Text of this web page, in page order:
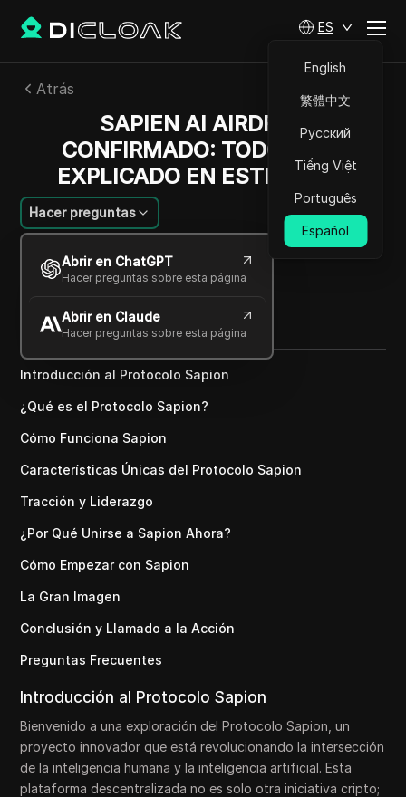
ES
English
繁體中文
Русский
Tiếng Việt
Português
Español
Atrás
SAPIEN AI AIRDROP
CONFIRMADO: TODO ESTÁ
EXPLICADO EN ESTE VIDEO
Hacer preguntas
Abrir en ChatGPT
Hacer preguntas sobre esta página
Abrir en Claude
Hacer preguntas sobre esta página
Charles Martinez
27 ago 2025 3 minuto de lectura
Copy Link
Introducción al Protocolo Sapion
¿Qué es el Protocolo Sapion?
Cómo Funciona Sapion
Características Únicas del Protocolo Sapion
Tracción y Liderazgo
¿Por Qué Unirse a Sapion Ahora?
Cómo Empezar con Sapion
La Gran Imagen
Conclusión y Llamado a la Acción
Preguntas Frecuentes
Introducción al Protocolo Sapion
Bienvenido a una exploración del Protocolo Sapion, un
proyecto innovador que está revolucionando la intersección
de la inteligencia humana y la inteligencia artificial. Esta
plataforma descentralizada no es solo otra iniciativa cripto;